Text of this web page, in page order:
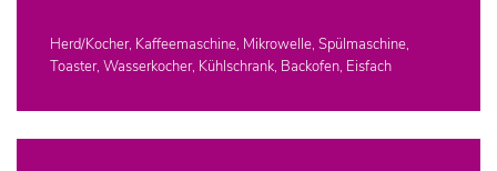
Herd/Kocher, Kaffeemaschine, Mikrowelle, Spülmaschine,
Toaster, Wasserkocher, Kühlschrank, Backofen, Eisfach